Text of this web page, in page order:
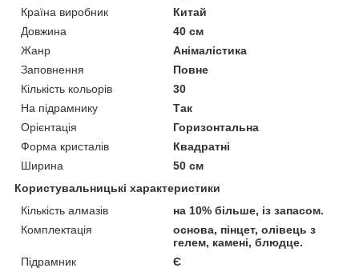
Країна виробник
Китай
Довжина
40 см
Жанр
Анімалістика
Заповнення
Повне
Кількість кольорів
30
На підрамнику
Так
Орієнтація
Горизонтальна
Форма кристалів
Квадратні
Ширина
50 см
Користувальницькі характеристики
Кількість алмазів
на 10% більше, із запасом.
Комплектація
основа, пінцет, олівець з
гелем, камені, блюдце.
Підрамник
Є